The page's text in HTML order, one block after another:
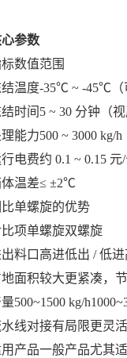
参数
数值范围
温度-35℃ ~ -45℃（
时间 5 ~ 30 分钟（视
能力500 ~ 3000 kg/h
电费约 0.1 ~ 0.15 元
温差≤ ±2℃
单螺旋的优势
项单螺旋双螺旋
料口 高进低出 / 低进
地面积较大更紧凑，
500~1500 kg/h
线对接有局限更灵
产品一般产品尤其